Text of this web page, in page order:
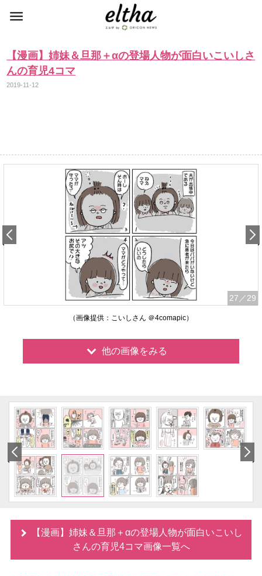
【漫画】姉妹＆旦那＋αの登場人物が面白いこいしさ
んの育児4コマ
2019-11-12
27 ／29
（画像提供：こいしさん ＠4comapic）
他の画像をみる
【漫画】姉妹＆旦那＋αの登場人物が面白いこいし
さんの育児4コマ画像一覧へ